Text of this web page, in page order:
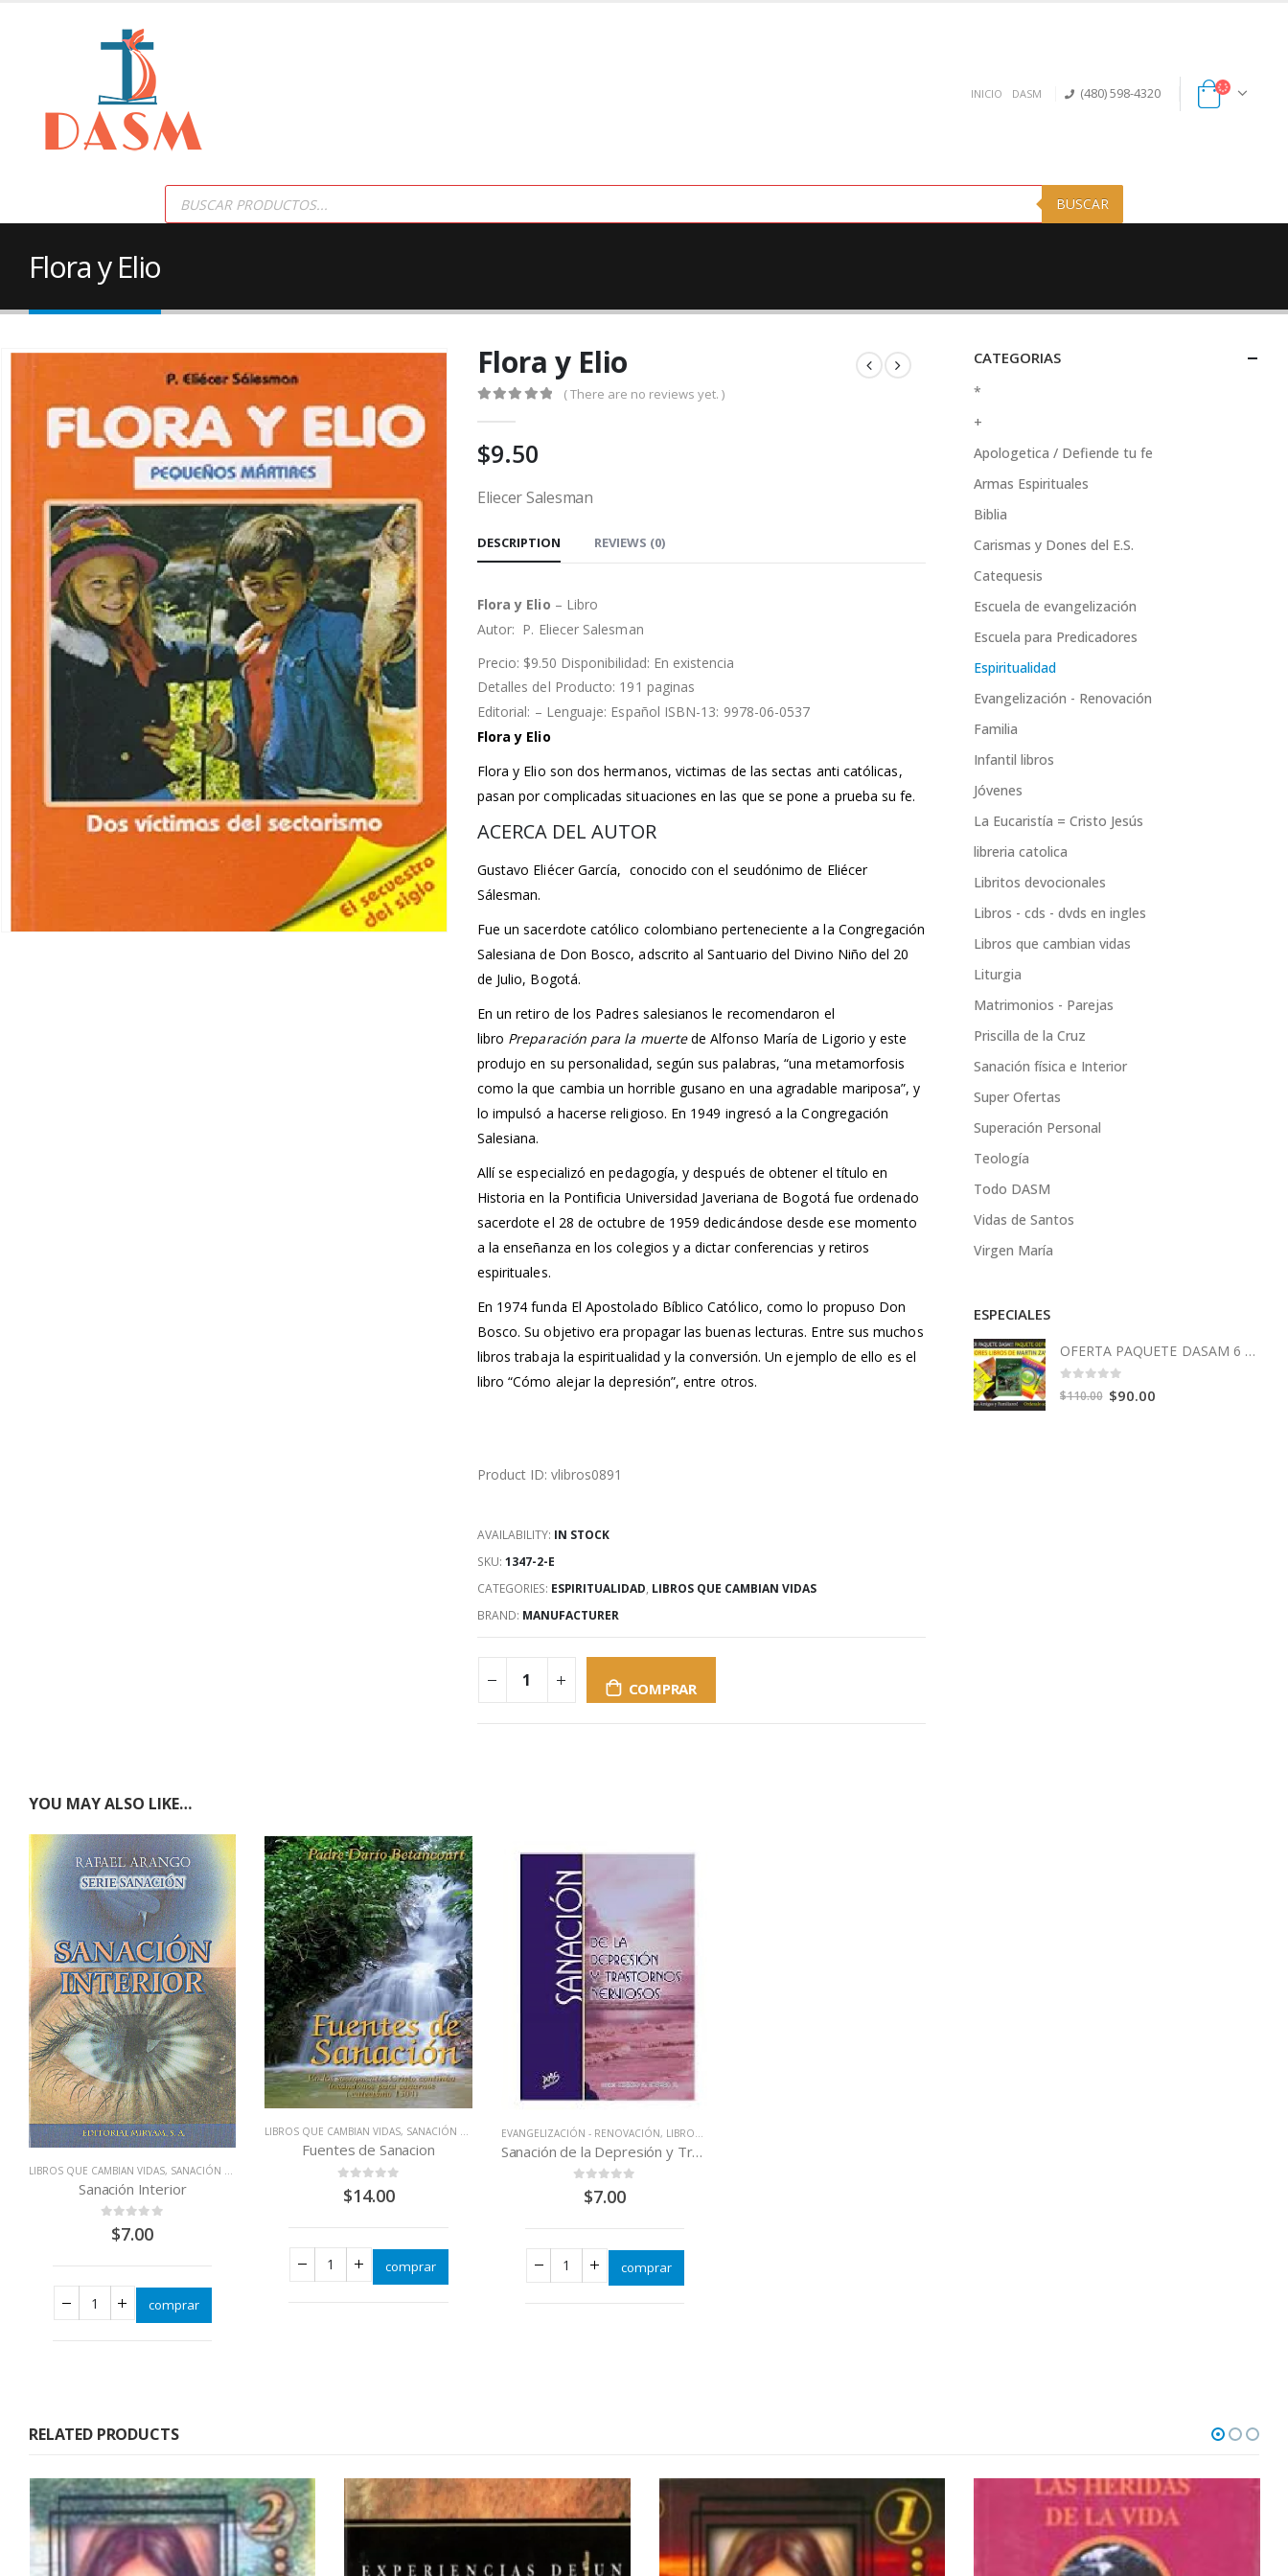
INICIO DASM (480) 598-4320
Products
search BUSCAR
Flora y Elio
Flora y Elio
( There are no reviews yet. )
$9.50
Eliecer Salesman
DESCRIPTION REVIEWS (0)
Flora y Elio – Libro
Autor: P. Eliecer Salesman
Precio: $9.50 Disponibilidad: En existencia
Detalles del Producto: 191 paginas
Editorial: – Lenguaje: Español ISBN-13: 9978-06-0537
Flora y Elio
Flora y Elio son dos hermanos, victimas de las sectas anti católicas,
pasan por complicadas situaciones en las que se pone a prueba su fe.
ACERCA DEL AUTOR
Gustavo Eliécer García, conocido con el seudónimo de Eliécer
Sálesman.
Fue un sacerdote católico colombiano perteneciente a la Congregación
Salesiana de Don Bosco, adscrito al Santuario del Divino Niño del 20
de Julio, Bogotá.
En un retiro de los Padres salesianos le recomendaron el
libro Preparación para la muertede Alfonso María de Ligorio y este
produjo en su personalidad, según sus palabras, “una metamorfosis
como la que cambia un horrible gusano en una agradable mariposa”, y
lo impulsó a hacerse religioso. En 1949 ingresó a la Congregación
Salesiana.
Allí se especializó en pedagogía, y después de obtener el título en
Historia en la Pontificia Universidad Javeriana de Bogotá fue ordenado
sacerdote el 28 de octubre de 1959 dedicándose desde ese momento
a la enseñanza en los colegios y a dictar conferencias y retiros
espirituales.
En 1974 funda El Apostolado Bíblico Católico, como lo propuso Don
Bosco. Su objetivo era propagar las buenas lecturas. Entre sus muchos
libros trabaja la espiritualidad y la conversión. Un ejemplo de ello es el
libro “Cómo alejar la depresión”, entre otros.
Product ID: vlibros0891
AVAILABILITY: IN STOCK
SKU: 1347-2-E
CATEGORIES: ESPIRITUALIDAD, LIBROS QUE CAMBIAN VIDAS
BRAND: MANUFACTURER
COMPRAR
YOU MAY ALSO LIKE…
LIBROS QUE CAMBIAN VIDAS, SANACIÓN FÍSICA E INTERIOR
Sanación Interior
out of 5
$7.00
comprar
LIBROS QUE CAMBIAN VIDAS, SANACIÓN FÍSICA E INTERIOR
Fuentes de Sanacion
out of 5
$14.00
comprar
EVANGELIZACIÓN - RENOVACIÓN, LIBROS QUE CAMBIAN VIDAS
Sanación de la Depresión y Trastornos Nerviosos
out of 5
$7.00
comprar
CATEGORIAS
*
+
Apologetica / Defiende tu fe
Armas Espirituales
Biblia
Carismas y Dones del E.S.
Catequesis
Escuela de evangelización
Escuela para Predicadores
Espiritualidad
Evangelización - Renovación
Familia
Infantil libros
Jóvenes
La Eucaristía = Cristo Jesús
libreria catolica
Libritos devocionales
Libros - cds - dvds en ingles
Libros que cambian vidas
Liturgia
Matrimonios - Parejas
Priscilla de la Cruz
Sanación física e Interior
Super Ofertas
Superación Personal
Teología
Todo DASM
Vidas de Santos
Virgen María
ESPECIALES
OFERTA PAQUETE DASAM 6 Libros
0 out of 5
$110.00 Original
$90.00Current
RELATED PRODUCTS